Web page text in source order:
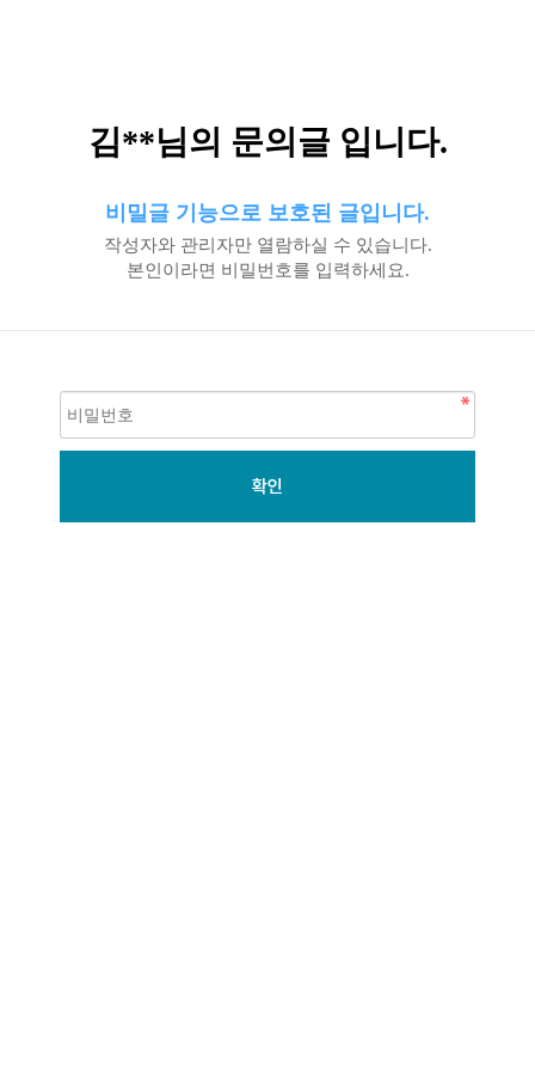
김**님의 문의글 입니다.
비밀글 기능으로 보호된 글입니다.
작성자와 관리자만 열람하실 수 있습니다.
본인이라면 비밀번호를 입력하세요.